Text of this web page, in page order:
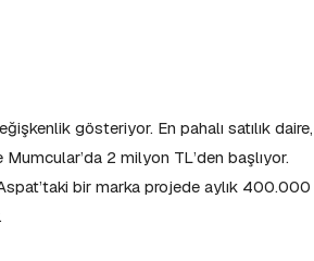
gösteriyor. En pahalı satılık daire,
2 milyon TL’den başlıyor.
bir marka projede aylık 400.000